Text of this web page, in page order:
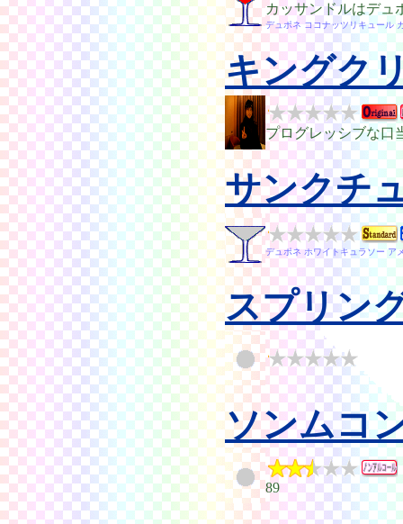
カッサンドルはデュ
デュポネ ココナッツリキュール
キングク
プログレッシブな口
サンクチ
デュポネ ホワイトキュラソー ア
スプリン
ソンムコ
89